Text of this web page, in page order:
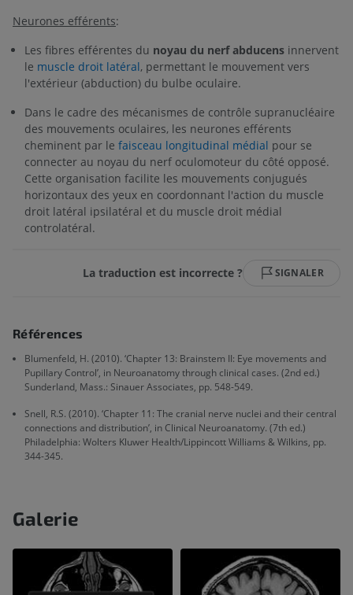
Neurones efférents:
Les fibres efférentes du noyau du nerf abducens innervent
le muscle droit latéral, permettant le mouvement vers
l'extérieur (abduction) du bulbe oculaire.
Dans le cadre des mécanismes de contrôle supranucléaire
des mouvements oculaires, les neurones efférents
cheminent par le faisceau longitudinal médial pour se
connecter au noyau du nerf oculomoteur du côté opposé.
Cette organisation facilite les mouvements conjugués
horizontaux des yeux en coordonnant l'action du muscle
droit latéral ipsilatéral et du muscle droit médial
controlatéral.
La traduction est incorrecte ? SIGNALER
Références
Blumenfeld, H. (2010). ‘Chapter 13: Brainstem II: Eye movements and
Pupillary Control’, in Neuroanatomy through clinical cases. (2nd ed.)
Sunderland, Mass.: Sinauer Associates, pp. 548-549.
Snell, R.S. (2010). ‘Chapter 11: The cranial nerve nuclei and their central
connections and distribution’, in Clinical Neuroanatomy. (7th ed.)
Philadelphia: Wolters Kluwer Health/Lippincott Williams & Wilkins, pp.
344-345.
Galerie